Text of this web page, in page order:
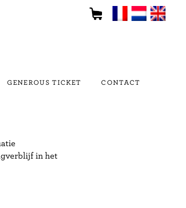
GENEROUS TICKET CONTACT
in het